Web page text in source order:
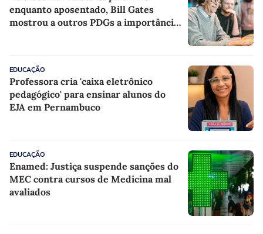
enquanto aposentado, Bill Gates
mostrou a outros PDGs a importância
EDUCAÇÃO
Professora cria 'caixa eletrônico
pedagógico' para ensinar alunos do
EJA em Pernambuco
EDUCAÇÃO
Enamed: Justiça suspende sanções do
MEC contra cursos de Medicina mal
avaliados